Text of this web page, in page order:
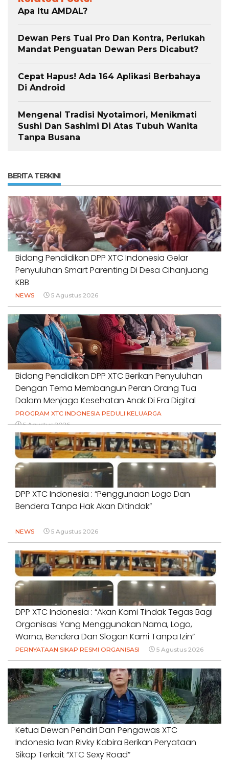
Apa Itu AMDAL?
Dewan Pers Tuai Pro Dan Kontra, Perlukah
Mandat Penguatan Dewan Pers Dicabut?
Cepat Hapus! Ada 164 Aplikasi Berbahaya
Di Android
Mengenal Tradisi Nyotaimori, Menikmati
Sushi Dan Sashimi Di Atas Tubuh Wanita
Tanpa Busana
BERITA TERKINI
Bidang Pendidikan DPP XTC Indonesia Gelar
Penyuluhan Smart Parenting Di Desa Cihanjuang
KBB
NEWS 5 Agustus 2026
Bidang Pendidikan DPP XTC Berikan Penyuluhan
Dengan Tema Membangun Peran Orang Tua
Dalam Menjaga Kesehatan Anak Di Era Digital
PROGRAM XTC INDONESIA PEDULI KELUARGA
5 Agustus 2026
DPP XTC Indonesia : “Penggunaan Logo Dan
Bendera Tanpa Hak Akan Ditindak”
NEWS 5 Agustus 2026
DPP XTC Indonesia : “Akan Kami Tindak Tegas Bagi
Organisasi Yang Menggunakan Nama, Logo,
Warna, Bendera Dan Slogan Kami Tanpa Izin”
PERNYATAAN SIKAP RESMI ORGANISASI 5 Agustus 2026
Ketua Dewan Pendiri Dan Pengawas XTC
Indonesia Ivan Rivky Kabira Berikan Peryataan
Sikap Terkait “XTC Sexy Road”